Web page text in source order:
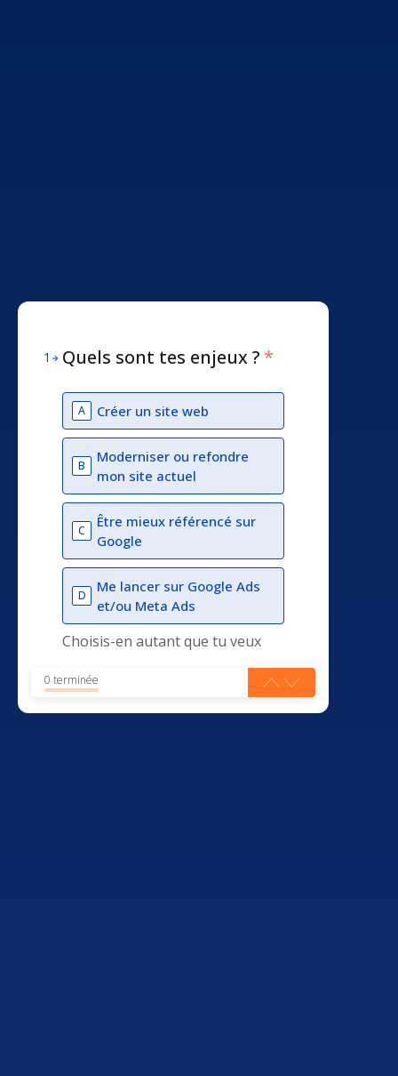
1 Quels sont tes enjeux ? *
A Créer un site web
B
Moderniser ou refondre
mon site actuel
C
Être mieux référencé sur
Google
D
Me lancer sur Google Ads
et/ou Meta Ads
Choisis-en autant que tu veux
0 terminée